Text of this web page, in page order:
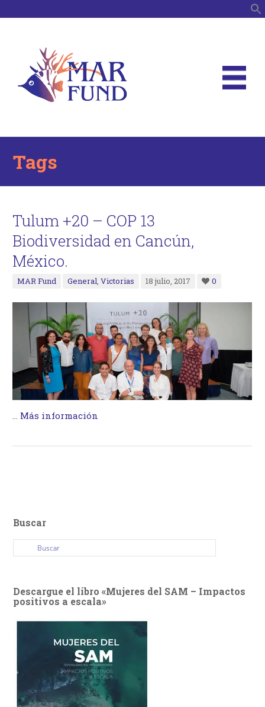
Tags
Tulum +20 – COP 13
Biodiversidad en Cancún,
México.
MAR Fund General,Victorias 18 julio, 2017 0
… Más información
Buscar
Descargue el libro «Mujeres del SAM – Impactos
positivos a escala»